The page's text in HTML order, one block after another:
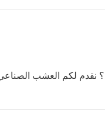
نقدم لكم العشب